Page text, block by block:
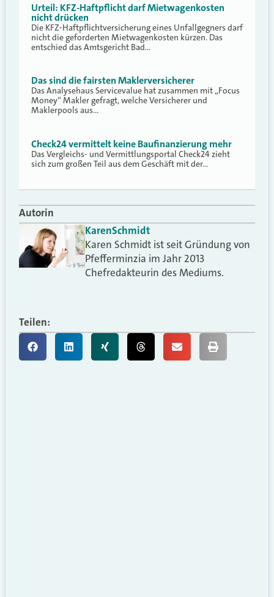
Urteil: KFZ-Haftpflicht darf Mietwagenkosten
nicht drücken
Die KFZ-Haftpflichtversicherung eines Unfallgegners darf
nicht die geforderten Mietwagenkosten kürzen. Das
entschied das Amtsgericht Bad…
Das sind die fairsten Maklerversicherer
Das Analysehaus Servicevalue hat zusammen mit „Focus
Money“ Makler gefragt, welche Versicherer und
Maklerpools aus…
Check24 vermittelt keine Baufinanzierung mehr
Das Vergleichs- und Vermittlungsportal Check24 zieht
sich zum großen Teil aus dem Geschäft mit der…
Autorin
KarenSchmidt
Karen Schmidt ist seit Gründung von
Pfefferminzia im Jahr 2013
Chefredakteurin des Mediums.
Teilen: